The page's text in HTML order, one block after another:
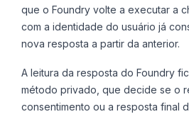
que o Foundry volte a executar a
com a identidade do usuário já
nova resposta a partir da anterior.
A leitura da resposta do Foundry
método privado, que decide se o
consentimento ou a resposta final